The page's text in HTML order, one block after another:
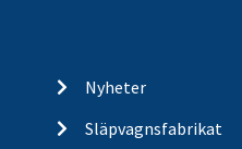
Nyheter
Släpvagnsfabrikat